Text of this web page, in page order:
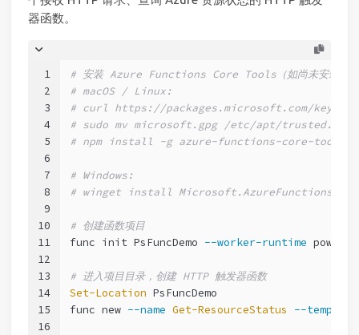
器函数。
1
2
3
4
5
6
7
8
9
10
11
12
13
14
15
16
# 安装 Azure Functions Core Tools（如尚未安装）
# macOS / Linux:
# curl https://packages.microsoft.com/keys/
# sudo mv microsoft.gpg /etc/apt/
# npm install -g azure-functions-core-
# Windows:
# winget install
# 创建函数项目
func init PsFuncDemo --worker-runtime
# 进入项目目录，创建 HTTP 触发器函数
Set-Location PsFuncDemo
func new --name Get-ResourceStatus --template